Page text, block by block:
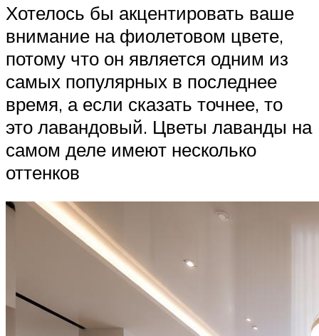
Хотелось бы акцентировать ваше
внимание на фиолетовом цвете,
потому что он является одним из
самых популярных в последнее
время, а если сказать точнее, то
это лавандовый. Цветы лаванды на
самом деле имеют несколько
оттенков